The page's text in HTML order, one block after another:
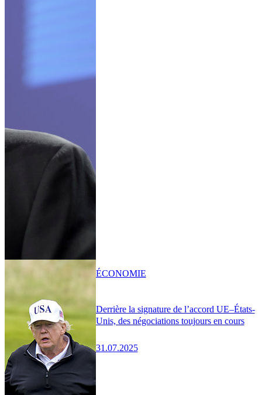
Derrière la signature de l’accord UE–États-
Unis, des négociations toujours en cours
31.07.2025
ÉCONOMIE